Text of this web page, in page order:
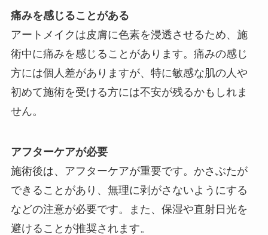
痛みを感じることがある
アートメイクは皮膚に色素を浸透させるため、施
術中に痛みを感じることがあります。痛みの感じ
方には個人差がありますが、特に敏感な肌の人や
初めて施術を受ける方には不安が残るかもしれま
せん。
アフターケアが必要
施術後は、アフターケアが重要です。かさぶたが
できることがあり、無理に剥がさないようにする
などの注意が必要です。また、保湿や直射日光を
避けることが推奨されます。